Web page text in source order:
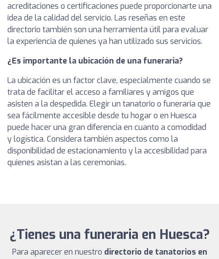
acreditaciones o certificaciones puede proporcionarte una
idea de la calidad del servicio. Las reseñas en este
directorio también son una herramienta útil para evaluar
la experiencia de quienes ya han utilizado sus servicios.
¿Es importante la ubicación de una funeraria?
La ubicación es un factor clave, especialmente cuando se
trata de facilitar el acceso a familiares y amigos que
asisten a la despedida. Elegir un tanatorio o funeraria que
sea fácilmente accesible desde tu hogar o en Huesca
puede hacer una gran diferencia en cuanto a comodidad
y logística. Considera también aspectos como la
disponibilidad de estacionamiento y la accesibilidad para
quienes asistan a las ceremonias.
¿Tienes una funeraria en Huesca?
Para aparecer en nuestro directorio de tanatorios en